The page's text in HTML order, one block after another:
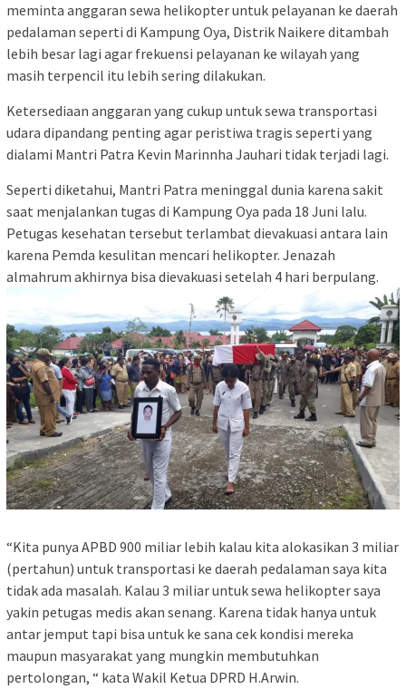
meminta anggaran sewa helikopter untuk pelayanan ke daerah
pedalaman seperti di Kampung Oya, Distrik Naikere ditambah
lebih besar lagi agar frekuensi pelayanan ke wilayah yang
masih terpencil itu lebih sering dilakukan.
Ketersediaan anggaran yang cukup untuk sewa transportasi
udara dipandang penting agar peristiwa tragis seperti yang
dialami Mantri Patra Kevin Marinnha Jauhari tidak terjadi lagi.
Seperti diketahui, Mantri Patra meninggal dunia karena sakit
saat menjalankan tugas di Kampung Oya pada 18 Juni lalu.
Petugas kesehatan tersebut terlambat dievakuasi antara lain
karena Pemda kesulitan mencari helikopter. Jenazah
almahrum akhirnya bisa dievakuasi setelah 4 hari berpulang.
“Kita punya APBD 900 miliar lebih kalau kita alokasikan 3 miliar
(pertahun) untuk transportasi ke daerah pedalaman saya kita
tidak ada masalah. Kalau 3 miliar untuk sewa helikopter saya
yakin petugas medis akan senang. Karena tidak hanya untuk
antar jemput tapi bisa untuk ke sana cek kondisi mereka
maupun masyarakat yang mungkin membutuhkan
pertolongan, “ kata Wakil Ketua DPRD H.Arwin.